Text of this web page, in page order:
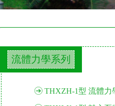
流體力學系列
THXZH-1型 流體力